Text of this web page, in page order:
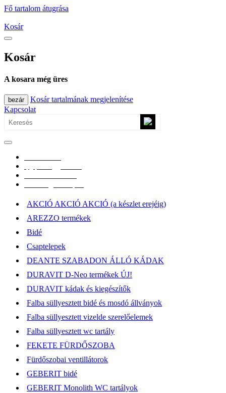
Fő tartalom átugrása
Kosár
Kosár
A kosara még üres
bezár
Kosár tartalmának megjelenítése
Kapcsolat
AKCIÓ AKCIÓ AKCIÓ (a készlet erejéig)
AREZZO termékek
Bidé
Csaptelepek
DEANTE SZABADON ÁLLÓ KÁDAK
DURAVIT D-Neo termékek ÚJ!
DURAVIT kádak és kiegészítők
Falba süllyesztett bidé és mosdó állványok
Falba süllyesztett vizelde szerelőelemek
Falba süllyesztett wc tartály
FEKETE FÜRDŐSZOBA
Fürdőszobai ventillátorok
GEBERIT bidé
GEBERIT Monolith WC tartályok